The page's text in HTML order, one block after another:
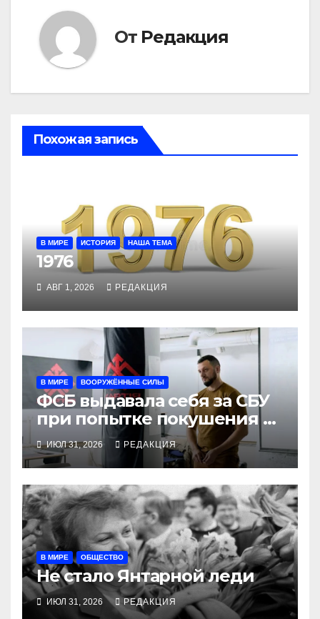
От Редакция
Похожая запись
В МИРЕ ИСТОРИЯ НАША ТЕМА
1976
АВГ 1, 2026 РЕДАКЦИЯ
В МИРЕ ВООРУЖЁННЫЕ СИЛЫ
ФСБ выдавала себя за СБУ
при попытке покушения на
командира «Хартии»
ИЮЛ 31, 2026 РЕДАКЦИЯ
В МИРЕ ОБЩЕСТВО
Не стало Янтарной леди
ИЮЛ 31, 2026 РЕДАКЦИЯ